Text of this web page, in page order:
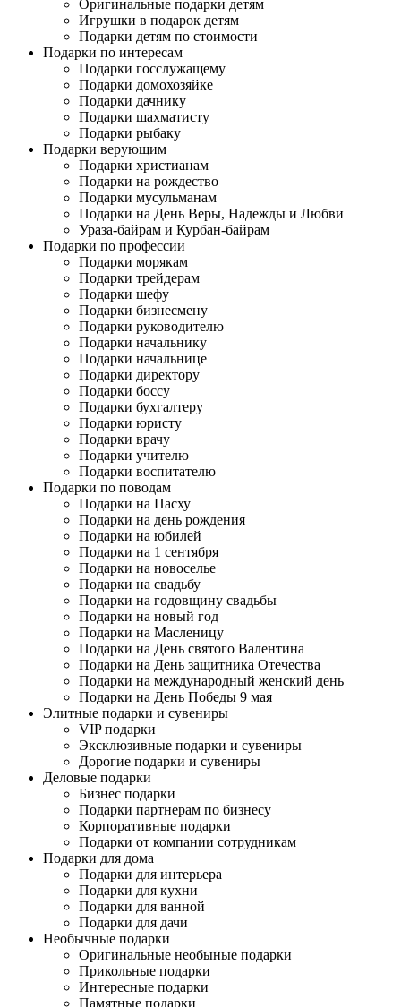
Оригинальные подарки детям
Игрушки в подарок детям
Подарки детям по стоимости
Подарки по интересам
Подарки госслужащему
Подарки домохозяйке
Подарки дачнику
Подарки шахматисту
Подарки рыбаку
Подарки верующим
Подарки христианам
Подарки на рождество
Подарки мусульманам
Подарки на День Веры, Надежды и Любви
Ураза-байрам и Курбан-байрам
Подарки по профессии
Подарки морякам
Подарки трейдерам
Подарки шефу
Подарки бизнесмену
Подарки руководителю
Подарки начальнику
Подарки начальнице
Подарки директору
Подарки боссу
Подарки бухгалтеру
Подарки юристу
Подарки врачу
Подарки учителю
Подарки воспитателю
Подарки по поводам
Подарки на Пасху
Подарки на день рождения
Подарки на юбилей
Подарки на 1 сентября
Подарки на новоселье
Подарки на свадьбу
Подарки на годовщину свадьбы
Подарки на новый год
Подарки на Масленицу
Подарки на День святого Валентина
Подарки на День защитника Отечества
Подарки на международный женский день
Подарки на День Победы 9 мая
Элитные подарки и сувениры
VIP подарки
Эксклюзивные подарки и сувениры
Дорогие подарки и сувениры
Деловые подарки
Бизнес подарки
Подарки партнерам по бизнесу
Корпоративные подарки
Подарки от компании сотрудникам
Подарки для дома
Подарки для интерьера
Подарки для кухни
Подарки для ванной
Подарки для дачи
Необычные подарки
Оригинальные необыные подарки
Прикольные подарки
Интересные подарки
Памятные подарки